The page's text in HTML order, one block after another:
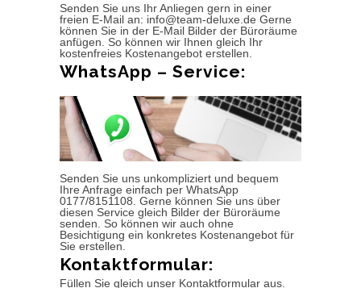
Senden Sie uns Ihr Anliegen gern in einer
freien E-Mail an: info@team-deluxe.de Gerne
können Sie in der E-Mail Bilder der Büroräume
anfügen. So können wir Ihnen gleich Ihr
kostenfreies Kostenangebot erstellen.
WhatsApp – Service:
Senden Sie uns unkompliziert und bequem
Ihre Anfrage einfach per WhatsApp
0177/8151108. Gerne können Sie uns über
diesen Service gleich Bilder der Büroräume
senden. So können wir auch ohne
Besichtigung ein konkretes Kostenangebot für
Sie erstellen.
Kontaktformular:
Füllen Sie gleich unser Kontaktformular aus.